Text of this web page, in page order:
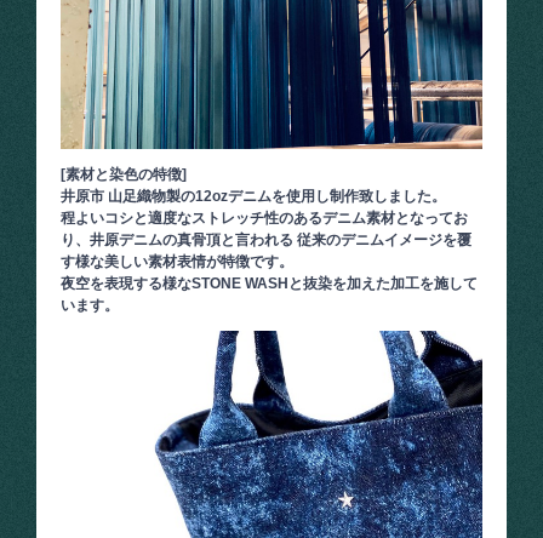
[素材と染色の特徴]
井原市 山足織物製の12ozデニムを使用し制作致しました。
程よいコシと適度なストレッチ性のあるデニム素材となってお
り、井原デニムの真骨頂と言われる 従来のデニムイメージを覆
す様な美しい素材表情が特徴です。
夜空を表現する様なSTONE WASHと抜染を加えた加工を施して
います。